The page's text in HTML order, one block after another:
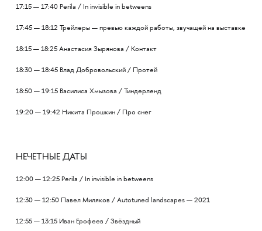
17:15 — 17:40 Perila / In invisible in betweens
17:45 — 18:12 Трейлеры — превью каждой работы, звучащей на выставке
18:15 — 18:25 Анастасия Зырянова / Контакт
18:30 — 18:45 Влад Добровольский / Протей
18:50 — 19:15 Василиса Хмызова / Тиндерленд
19:20 — 19:42 Никита Прошкин / Про снег
НЕЧЕТНЫЕ ДАТЫ
12:00 — 12:25 Perila / In invisible in betweens
12:30 — 12:50 Павел Миляков / Autotuned landscapes — 2021
12:55 — 13:15 Иван Ерофеев / Звёздный